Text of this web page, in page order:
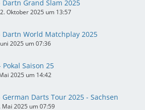
Dartn Grand Slam 2025
2. Oktober 2025 um 13:57
Dartn World Matchplay 2025
2025 um 07:36
Saison 25
2025 um 14:42
Darts Tour 2025 - Sachsen
Mai 2025 um 07:59